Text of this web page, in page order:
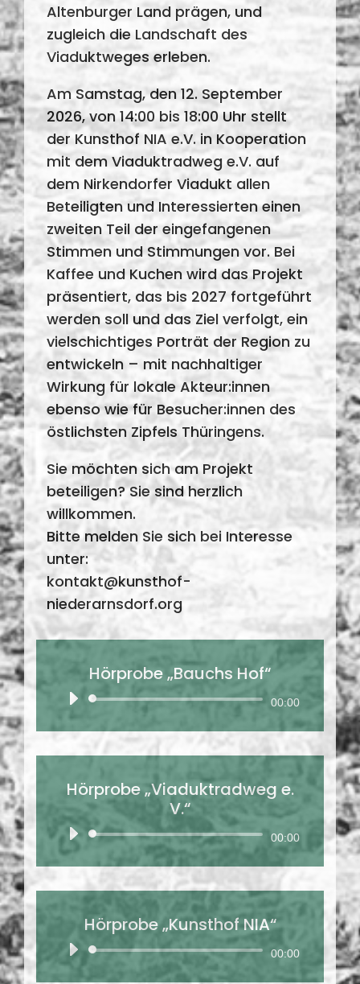
Altenburger Land prägen, und
zugleich die Landschaft des
Viaduktweges erleben.
Am Samstag, den 12. September
2026, von 14:00 bis 18:00 Uhr stellt
der Kunsthof NIA e.V. in Kooperation
mit dem Viaduktradweg e.V. auf
dem Nirkendorfer Viadukt allen
Beteiligten und Interessierten einen
zweiten Teil der eingefangenen
Stimmen und Stimmungen vor. Bei
Kaffee und Kuchen wird das Projekt
präsentiert, das bis 2027 fortgeführt
werden soll und das Ziel verfolgt, ein
vielschichtiges Porträt der Region zu
entwickeln – mit nachhaltiger
Wirkung für lokale Akteur:innen
ebenso wie für Besucher:innen des
östlichsten Zipfels Thüringens.
Sie möchten sich am Projekt
beteiligen? Sie sind herzlich
willkommen.
Bitte melden Sie sich bei Interesse
unter:
kontakt@kunsthof-
niederarnsdorf.org
Hörprobe „Bauchs Hof“
Audio-
00:00
Hörprobe „Viaduktradweg e.
V.“
Audio-
Player
00:00
Hörprobe „Kunsthof NIA“
Audio-
Player
00:00